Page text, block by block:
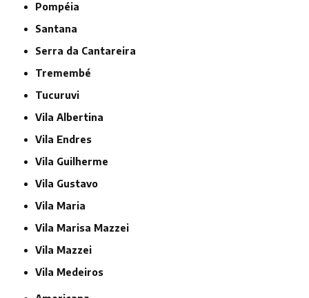
Pompéia
Santana
Serra da Cantareira
Tremembé
Tucuruvi
Vila Albertina
Vila Endres
Vila Guilherme
Vila Gustavo
Vila Maria
Vila Marisa Mazzei
Vila Mazzei
Vila Medeiros